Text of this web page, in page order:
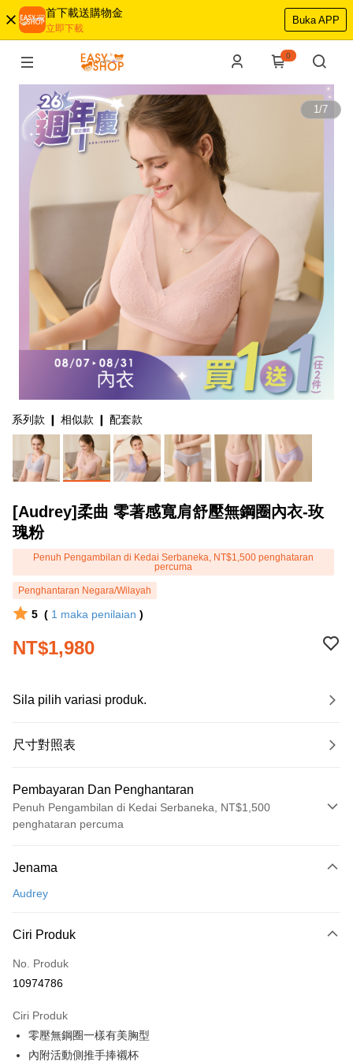
首下載送購物金
立即下載
Buka APP
0
1/7
系列款 ❙ 相似款 ❙ 配套款
[Audrey]柔曲 零著感寬肩舒壓無鋼圈內衣-玫
瑰粉
Penuh Pengambilan di Kedai Serbaneka, NT$1,500 penghataran
percuma
Penghantaran Negara/Wilayah
5 ( 1 maka penilaian )
NT$1,980
Sila pilih variasi produk.
尺寸對照表
Pembayaran Dan Penghantaran
Penuh Pengambilan di Kedai Serbaneka, NT$1,500
penghataran percuma
Kad Kredit (Bayaran Penuh)
Pengambilan di Kedai Serbaneka
LINE Pay
Apple Pay
Easy Wallet
Google Pay
PXPay Plus
Jenama
Audrey
Ciri Produk
No. Produk
10974786
Ciri Produk
零壓無鋼圈一樣有美胸型
內附活動側推手捧襯杯